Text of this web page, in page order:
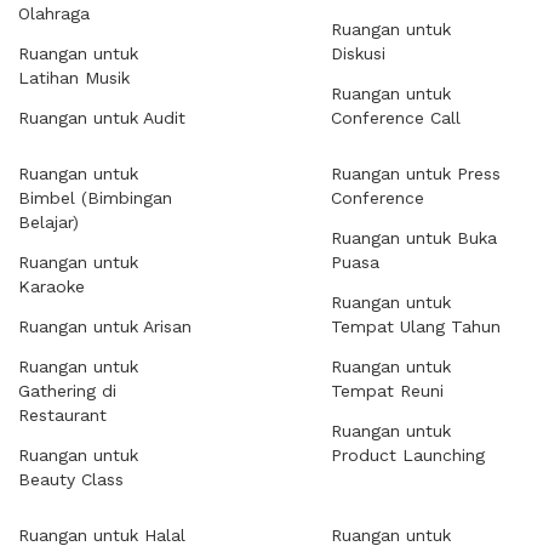
Olahraga
Ruangan untuk
Latihan Musik
Ruangan untuk Audit
Ruangan untuk
Diskusi
Ruangan untuk
Conference Call
Ruangan untuk
Bimbel (Bimbingan
Belajar)
Ruangan untuk
Karaoke
Ruangan untuk Arisan
Ruangan untuk
Gathering di
Restaurant
Ruangan untuk
Beauty Class
Ruangan untuk Press
Conference
Ruangan untuk Buka
Puasa
Ruangan untuk
Tempat Ulang Tahun
Ruangan untuk
Tempat Reuni
Ruangan untuk
Product Launching
Ruangan untuk Halal
Ruangan untuk